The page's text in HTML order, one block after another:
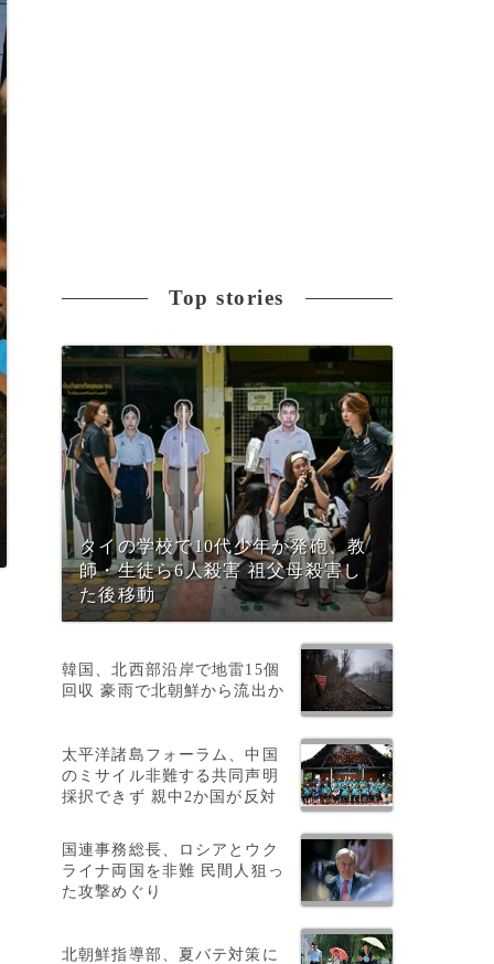
Top stories
タイの学校で10代少年が発砲、教
師・生徒ら6人殺害 祖父母殺害し
た後移動
韓国、北西部沿岸で地雷15個
回収 豪雨で北朝鮮から流出か
太平洋諸島フォーラム、中国
のミサイル非難する共同声明
採択できず 親中2か国が反対
国連事務総長、ロシアとウク
ライナ両国を非難 民間人狙っ
た攻撃めぐり
北朝鮮指導部、夏バテ対策に